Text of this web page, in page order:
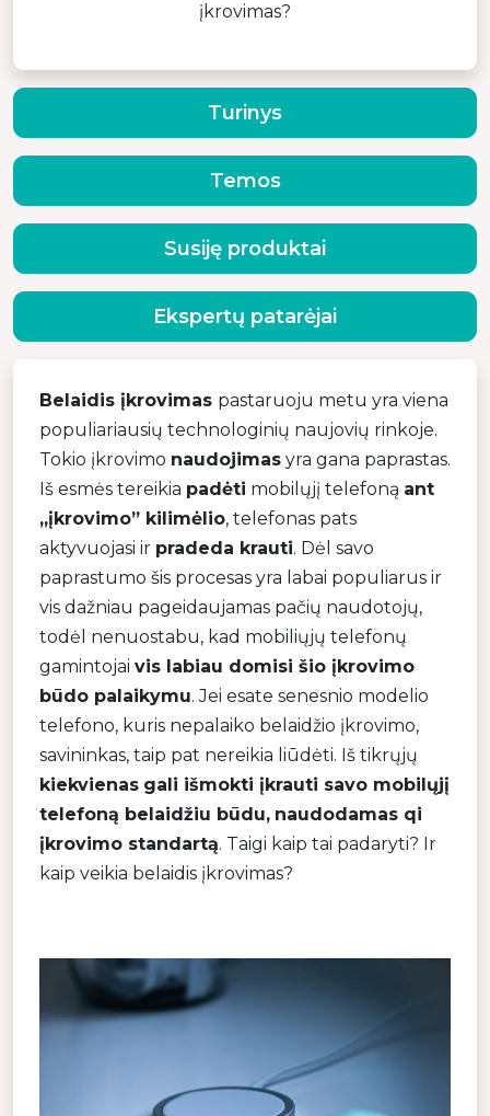
įkrovimas?
Belaidis įkrovimas pastaruoju metu yra viena
populiariausių technologinių naujovių rinkoje.
Tokio įkrovimo naudojimas yra gana paprastas.
Iš esmės tereikia padėti mobilųjį telefoną ant
„įkrovimo” kilimėlio, telefonas pats
aktyvuojasi ir pradeda krauti. Dėl savo
paprastumo šis procesas yra labai populiarus ir
vis dažniau pageidaujamas pačių naudotojų,
todėl nenuostabu, kad mobiliųjų telefonų
gamintojai vis labiau domisi šio įkrovimo
būdo palaikymu. Jei esate senesnio modelio
telefono, kuris nepalaiko belaidžio įkrovimo,
savininkas, taip pat nereikia liūdėti. Iš tikrųjų
kiekvienas gali išmokti įkrauti savo mobilųjį
telefoną belaidžiu būdu, naudodamas qi
įkrovimo standartą. Taigi kaip tai padaryti? Ir
kaip veikia belaidis įkrovimas?
Turinys
Temos
Susiję produktai
Ekspertų patarėjai